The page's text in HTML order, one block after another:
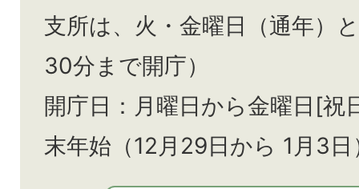
支所は、火・金曜日（通年）と
30分まで開庁）
開庁日：月曜日から金曜日[祝
末年始（12月29日から 1月3